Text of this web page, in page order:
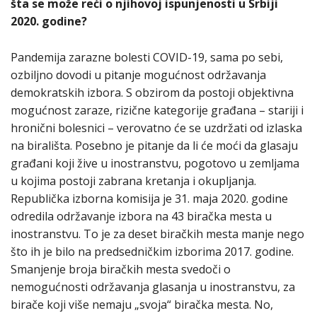
šta se može reći o njihovoj ispunjenosti u Srbiji
2020. godine?
Pandemija zarazne bolesti COVID-19, sama po sebi,
ozbiljno dovodi u pitanje mogućnost održavanja
demokratskih izbora. S obzirom da postoji objektivna
mogućnost zaraze, rizične kategorije građana – stariji i
hronični bolesnici – verovatno će se uzdržati od izlaska
na birališta. Posebno je pitanje da li će moći da glasaju
građani koji žive u inostranstvu, pogotovo u zemljama
u kojima postoji zabrana kretanja i okupljanja.
Republička izborna komisija je 31. maja 2020. godine
odredila održavanje izbora na 43 biračka mesta u
inostranstvu. To je za deset biračkih mesta manje nego
što ih je bilo na predsedničkim izborima 2017. godine.
Smanjenje broja biračkih mesta svedoči o
nemogućnosti održavanja glasanja u inostranstvu, za
birače koji više nemaju „svoja“ biračka mesta. No,